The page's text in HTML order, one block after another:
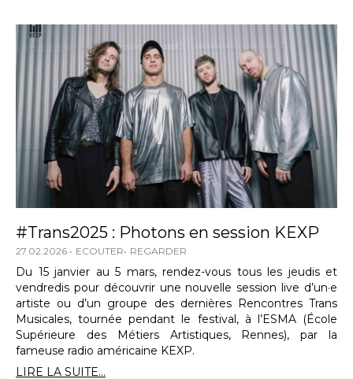
#Trans2025 : Photons en session KEXP
27.02.2026 ECOUTER REGARDER
Du 15 janvier au 5 mars, rendez-vous tous les jeudis et
vendredis pour découvrir une nouvelle session live d’un·e
artiste ou d’un groupe des dernières Rencontres Trans
Musicales, tournée pendant le festival, à l’ESMA (École
Supérieure des Métiers Artistiques, Rennes), par la
fameuse radio américaine KEXP.
LIRE LA SUITE...